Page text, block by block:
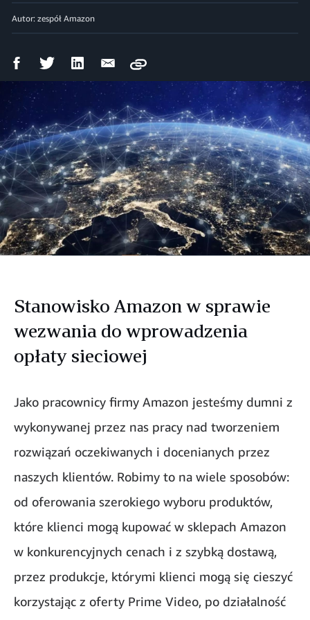
Autor: zespół Amazon
Udostępnij
Facebooku
Udostępnij
Twitterze
Udostępnij
LinkedIn
Wyślij
Copy
Stanowisko Amazon w sprawie
wezwania do wprowadzenia
opłaty sieciowej
Jako pracownicy firmy Amazon jesteśmy dumni z
wykonywanej przez nas pracy nad tworzeniem
rozwiązań oczekiwanych i docenianych przez
naszych klientów. Robimy to na wiele sposobów:
od oferowania szerokiego wyboru produktów,
które klienci mogą kupować w sklepach Amazon
w konkurencyjnych cenach i z szybką dostawą,
przez produkcje, którymi klienci mogą się cieszyć
korzystając z oferty Prime Video, po działalność